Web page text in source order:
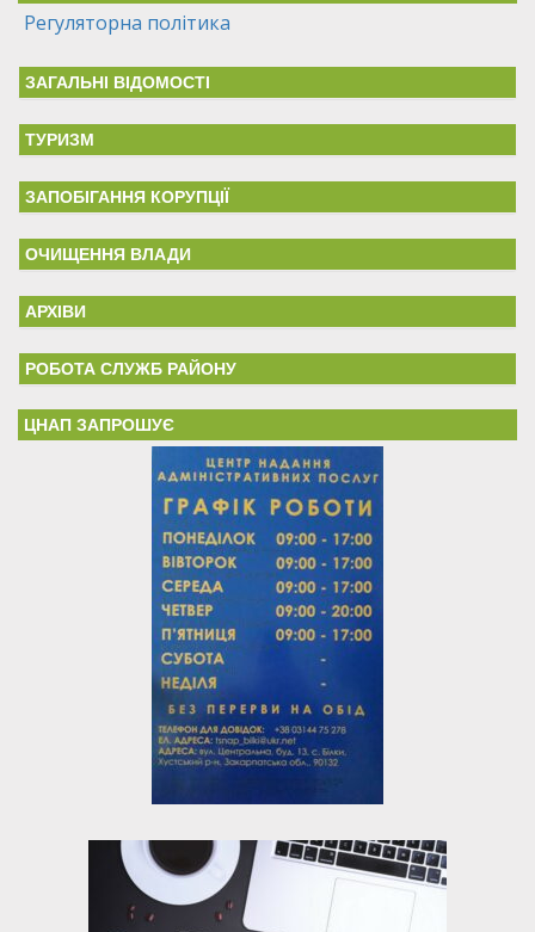
Регуляторна політика
ЗАГАЛЬНІ ВІДОМОСТІ
ТУРИЗМ
ЗАПОБІГАННЯ КОРУПЦІЇ
ОЧИЩЕННЯ ВЛАДИ
АРХІВИ
РОБОТА СЛУЖБ РАЙОНУ
ЦНАП ЗАПРОШУЄ